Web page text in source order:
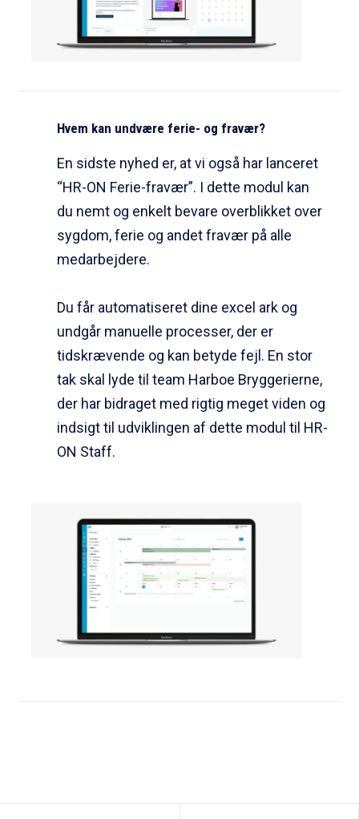
Hvem kan undvære ferie- og fravær?
En sidste nyhed er, at vi også har lanceret
“HR-ON Ferie-fravær”. I dette modul kan
du nemt og enkelt bevare overblikket over
sygdom, ferie og andet fravær på alle
medarbejdere.
Du får automatiseret dine excel ark og
undgår manuelle processer, der er
tidskrævende og kan betyde fejl. En stor
tak skal lyde til team Harboe Bryggerierne,
der har bidraget med rigtig meget viden og
indsigt til udviklingen af dette modul til HR-
ON Staff.